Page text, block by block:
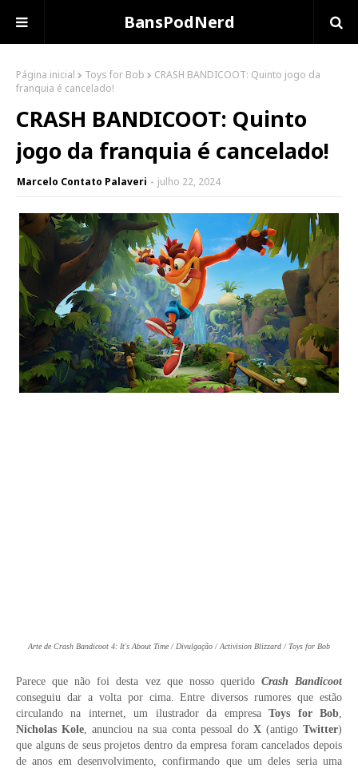
BansPodNerd
Página inicial Toys for Bob
CRASH BANDICOOT: Quinto jogo da
franquia é cancelado!
CRASH BANDICOOT: Quinto
jogo da franquia é cancelado!
Marcelo Contato Palaveri julho 22, 2024
Arte de Crash Bandicoot 4: It's About Time / Divulgação / Activision Blizzard / Toys for Bob
Parece que não foi desta vez que nosso querido Crash Bandicoot
conseguiu dar a volta por cima. Entre diversos rumores que estão
circulando na internet, um ilustrador da empresaToys for Bob,
Nicholas Kole, anunciou na sua conta pessoal do X (antigo Twitter)
que alguns de seus projetos dentro da empresa foram cancelados depois
de anos em desenvolvimento, confirmando que um deles seria uma